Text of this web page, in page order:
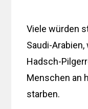
Viele würden
Saudi-
Hadsch-
Menschen an
starben.